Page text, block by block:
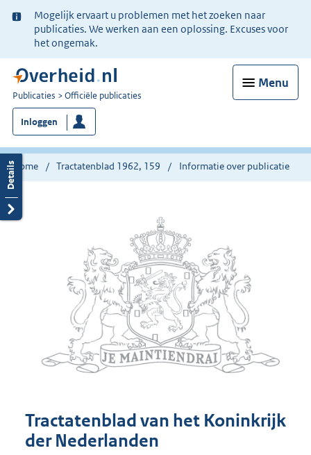
Ter
informatie:
Mogelijk ervaart u problemen met het zoeken naar
publicaties. We werken aan een oplossing. Excuses voor
het ongemak.
Menu
U
bent
nu
hier:
Publicaties Officiële publicaties
Inloggen
Home Tractatenblad 1962, 159 Informatie over publicatie
Tractatenblad van het Koninkrijk
der Nederlanden